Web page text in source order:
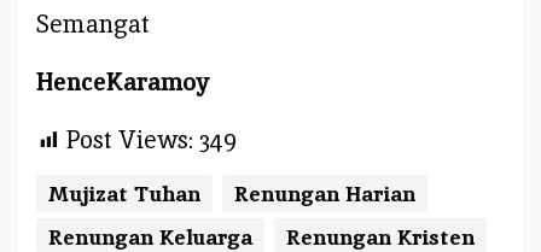
Semangat
HenceKaramoy
Post Views: 349
Mujizat Tuhan
Renungan Harian
Renungan Keluarga
Renungan Kristen